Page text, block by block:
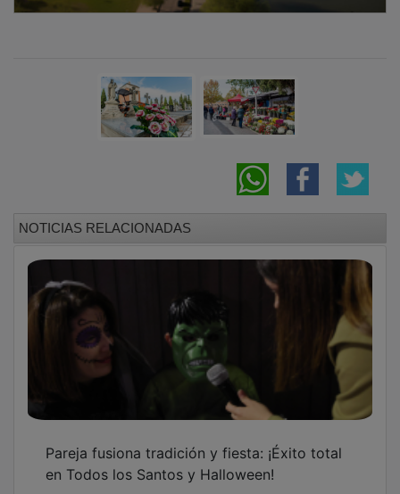
Pareja fusiona tradición y fiesta: ¡Éxito total
en Todos los Santos y Halloween!